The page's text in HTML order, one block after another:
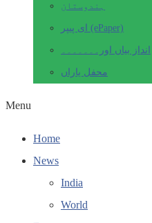
ہندوستان
ای پیپر (ePaper)
انداز بیاں اور۔۔۔۔۔۔۔
محفل یاراں
Menu
Home
News
India
World